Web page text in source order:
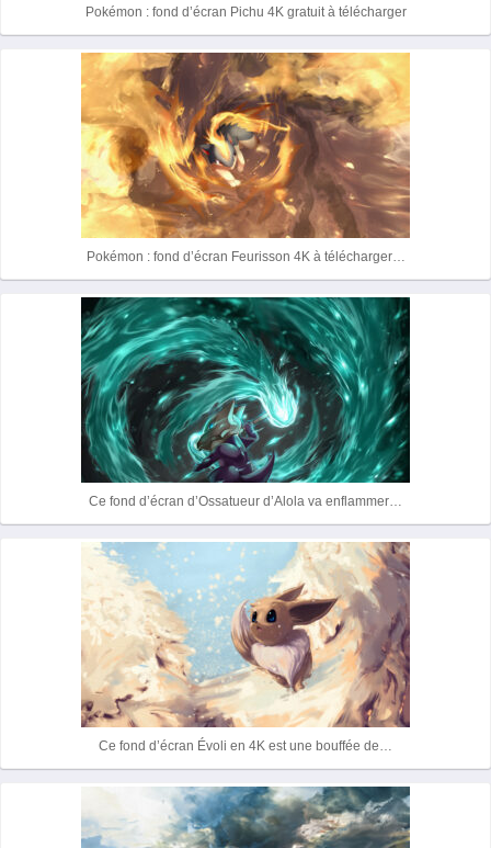
Pokémon : fond d’écran Pichu 4K gratuit à télécharger
Pokémon : fond d’écran Feurisson 4K à télécharger…
Ce fond d’écran d’Ossatueur d’Alola va enflammer…
Ce fond d’écran Évoli en 4K est une bouffée de…